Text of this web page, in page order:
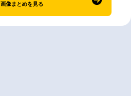
画像まとめを見る